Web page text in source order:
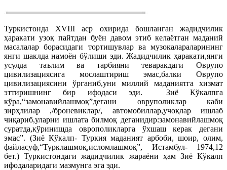
Туркистонда XVIII аср охирида бошланган жадидчилик
ҳаракати узоқ пайтдан буён давом этиб келаётган маданий
масалалар борасидаги тортишувлар ва музокалараларининг
янги шаклда намоён бўлиши эди. Жадидчилик ҳаракати,янги
усулда таълим ва тарбияни теваракдаги Оврупо
цивилизациясига мослаштириш эмас,балки Оврупо
цивилизациясини ўрганиб,уни миллий маданиятга хизмат
эттиришнинг бир ифодаси эди. Зиё Кўкалпга
кўра,“замонавийлашмоқ”дегани овруполиклар каби
зирҳлилар ,/броневиклар/, автомобиллар,учоқлар ишлаб
чиқариб,уларни ишлата билмоқ деганидир:замонавийлашмоқ
суратда,кўринишда оврополикларга ўхшаш керак дегани
эмас”. (Зиё Кўкалп- Туркия маданият арбоби, шоир, олим,
файласуф,“Турклашмоқ,исломлашмоқ”, Истамбул- 1974,12
бет.) Туркистондаги жадидчилик жараёни ҳам Зиё Кўкалп
ифодаларидаги мазмунга эга эди.